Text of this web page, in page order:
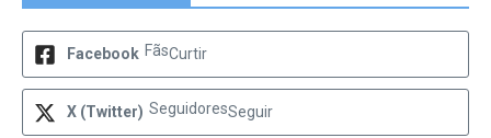
Facebook FãsCurtir
X (Twitter) SeguidoresSeguir